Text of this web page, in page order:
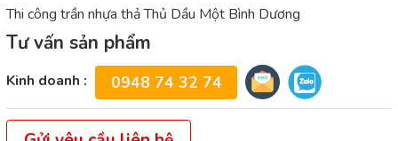
Thi công trần nhựa thả Thủ Dầu Một Bình Dương
Tư vấn sản phẩm
Kinh doanh : 0948 74 32 74